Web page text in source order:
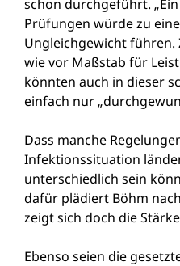
schon durchgeführt.
Prüfungen würde zu
Ungleichgewicht führen.
wie vor Maßstab für
könnten auch in dieser
einfach nur
Dass manche
Infektionssituation
unterschiedlich sein
dafür plädiert Böhm
zeigt sich doch die
Ebenso seien die